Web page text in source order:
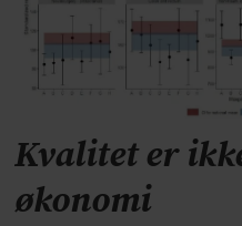
Kvalitet er
økonomi